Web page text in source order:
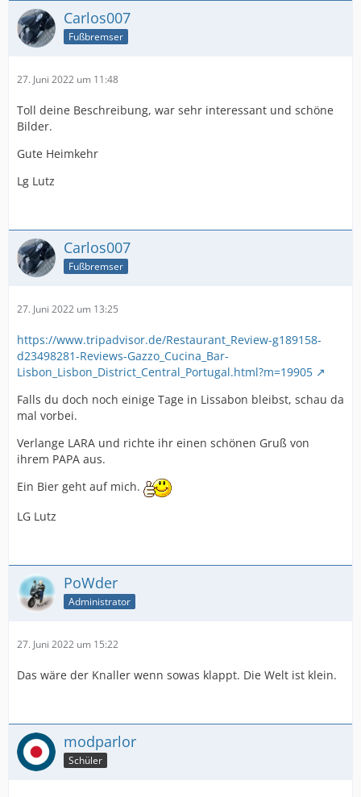
Carlos007
Fußbremser
27. Juni 2022 um 11:48
Toll deine Beschreibung, war sehr interessant und schöne
Bilder.
Gute Heimkehr
Lg Lutz
Carlos007
Fußbremser
27. Juni 2022 um 13:25
https://www.tripadvisor.de/Restaurant_Review-g189158-
d23498281-Reviews-Gazzo_Cucina_Bar-
Lisbon_Lisbon_District_Central_Portugal.html?m=19905
Falls du doch noch einige Tage in Lissabon bleibst, schau da
mal vorbei.
Verlange LARA und richte ihr einen schönen Gruß von
ihrem PAPA aus.
Ein Bier geht auf mich.
LG Lutz
PoWder
Administrator
27. Juni 2022 um 15:22
Das wäre der Knaller wenn sowas klappt. Die Welt ist klein.
modparlor
Schüler